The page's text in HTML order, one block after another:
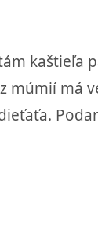
kaštieľa
múmií má